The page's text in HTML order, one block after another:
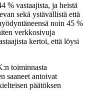
% vastaajista, ja heistä
sekä ystävällistä että
noin 45 %
verkkosivuja
kertoi, että löysi
toiminnasta
saaneet antoivat
päätöksen